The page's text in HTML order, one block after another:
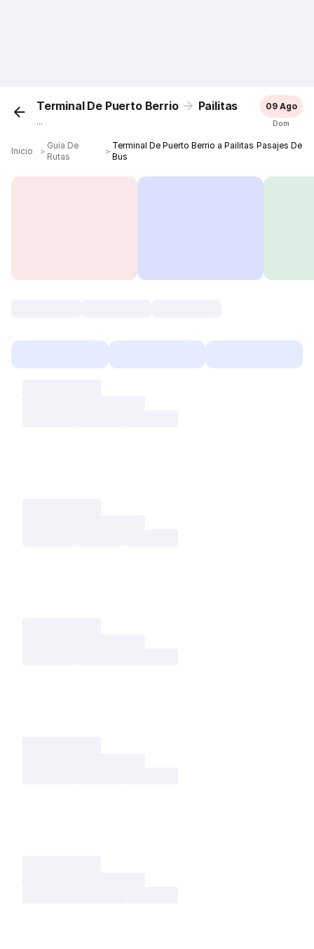
Terminal De Puerto Berrio Pailitas
...
09 Ago
Dom
Inicio ＞
Guía De
Rutas
＞
Terminal De Puerto Berrio a Pailitas Pasajes De
Bus